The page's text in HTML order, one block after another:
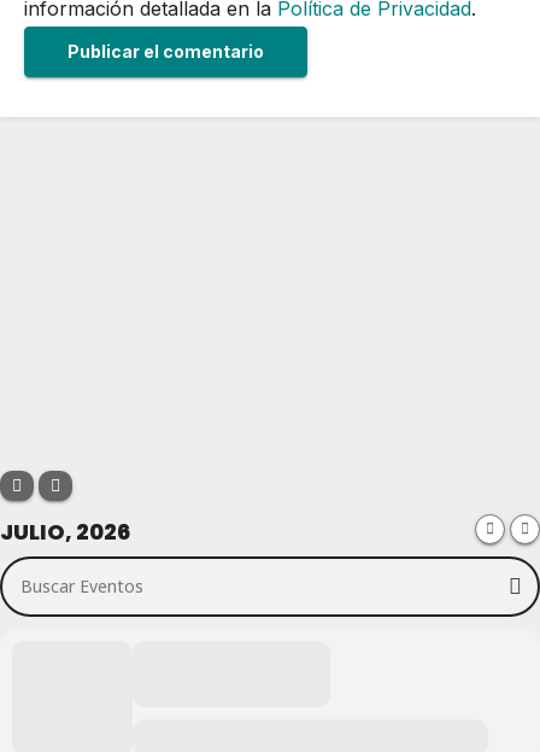
información detallada en la Política de Privacidad.
JULIO, 2026
Buscar Eventos